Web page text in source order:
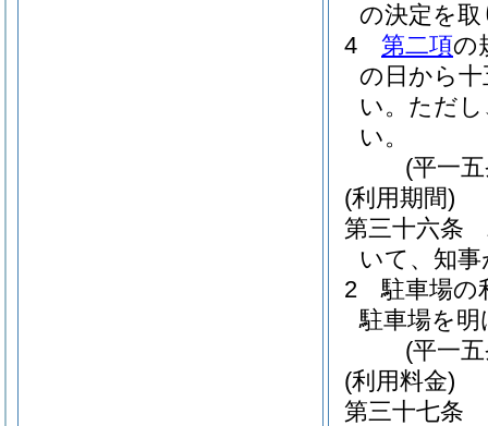
の決定を
4
第二項の
の日から
い。 ただ
い。
(平一
(利用期間)
第三十六条
いて、知
2
駐車場の
駐車場を
(平一
(利用料金)
第三十七条